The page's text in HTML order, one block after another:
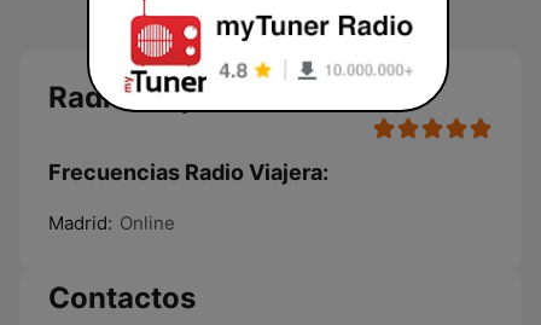
Radio Viajera en directo
Frecuencias Radio Viajera:
Madrid: Online
Contactos